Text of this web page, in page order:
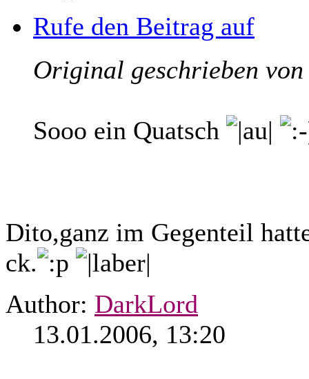
Rufe den Beitrag auf
Original geschrieben
Sooo ein Quatsch
Dito,ganz im Gegenteil
ck.
Author: DarkLord
13.01.2006, 13:20